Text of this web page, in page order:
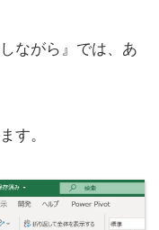
ながら』では、あ
す。